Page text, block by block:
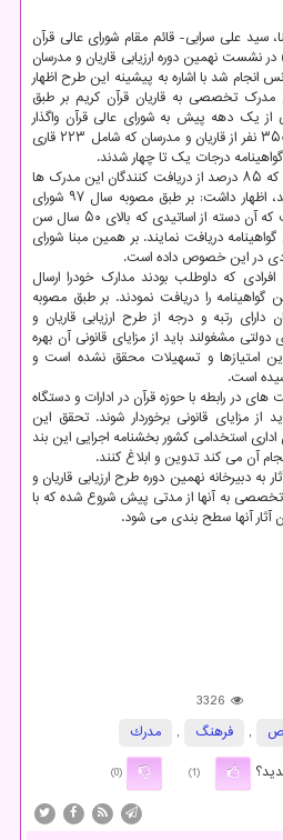
سید علی سرابی- قائم مقام شورای عالی قرآن
ماه) در نشست نهمین دوره ارزیابی قاریان و مدرسان
انجام شد با اشاره به پیشینه این طرح اظهار
مدرک تخصصی به قاریان قرآن کریم بر طبق
از یک دهه پیش به شورای عالی قرآن واگذار
شد. در هشت دوره گذشته حدود ۳۵۰ نفر از قاریان و مدرسان که شامل ۲۲۳ قاری
ایشان سپس با تاکید بر این مساله که ۸۵ درصد از دریافت کنندگان این مدرک ها
آقایان و ۱۷ درصد آن بانوان هستند، اظهار داشت: بر طبق مصوبه سال ۹۷ شورای
توسعه فرهنگ قرآنی قرار بر آن است که آن دسته از اساتیدی که بالای ۵۰ سال سن
گواهینامه دریافت نمایند. بر همین مبنا شورای
در این خصوص داده است.
افرادی که داوطلب بودند مدارک خودرا ارسال
از آنها این گواهینامه را دریافت نمودند. بر طبق مصوبه
دارای رتبه و درجه از طرح ارزیابی قاریان و
مشغولند باید از مزایای قانونی آن بهره
این امتیازها و تسهیلات محقق نشده است و
است.
در رابطه با حوزه قرآن در ادارات و دستگاه
مزایای قانونی برخوردار شوند. تحقق این
استخدامی کشور بخشنامه اجرایی این بند
آن می کند تدوین و ابلاغ کنند.
به دبیرخانه نهمین دوره طرح ارزیابی قاریان و
به آنها از مدتی پیش شروع شده که با
آثار آنها سطح بندی می شود.
3326
, فرهنگ ,
مدرك
(1)
(0)